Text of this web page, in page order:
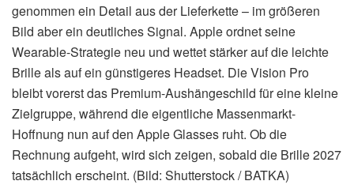
genommen ein Detail aus der Lieferkette – im größeren
Bild aber ein deutliches Signal. Apple ordnet seine
Wearable-Strategie neu und wettet stärker auf die leichte
Brille als auf ein günstigeres Headset. Die Vision Pro
bleibt vorerst das Premium-Aushängeschild für eine kleine
Zielgruppe, während die eigentliche Massenmarkt-
Hoffnung nun auf den Apple Glasses ruht. Ob die
Rechnung aufgeht, wird sich zeigen, sobald die Brille 2027
tatsächlich erscheint. (Bild: Shutterstock / BATKA)